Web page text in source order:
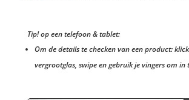
Tip! op een telefoon & tablet:
Om de details te checken van een product:
vergrootglas, swipe en gebruik je vingers om in